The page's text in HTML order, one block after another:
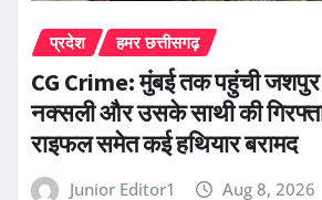
प्रदेश हमर छत्तीसगढ़
CG Crime: मुंबई तक पहुंची जशपुर
नक्सली और उसके साथी की
राइफल समेत कई हथियार बरामद
Junior Editor1 Aug 8, 2026